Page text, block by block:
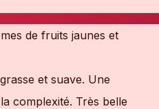
de fruits jaunes et
et suave. Une
complexité. Très belle